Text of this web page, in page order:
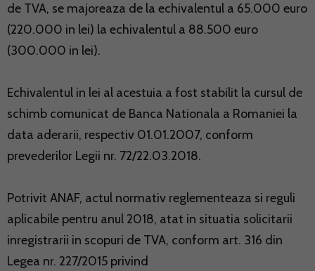
de TVA, se majoreaza de la echivalentul a 65.000 euro
(220.000 in lei) la echivalentul a 88.500 euro
(300.000 in lei).
Echivalentul in lei al acestuia a fost stabilit la cursul de
schimb comunicat de Banca Nationala a Romaniei la
data aderarii, respectiv 01.01.2007, conform
prevederilor Legii nr. 72/22.03.2018.
Potrivit ANAF, actul normativ reglementeaza si reguli
aplicabile pentru anul 2018, atat in situatia solicitarii
inregistrarii in scopuri de TVA, conform art. 316 din
Legea nr. 227/2015 privind